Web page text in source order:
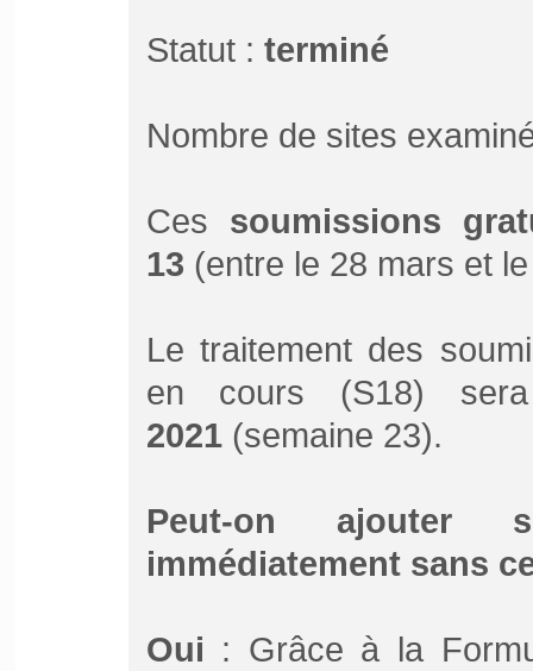
Statut : terminé
Nombre de sites
Ces soumissions
13 (entre le 28 mars et
Le traitement des
en cours (S18)
2021(semaine 23).
Peut-on ajouter
immédiatement sans
Oui : Grâce à la